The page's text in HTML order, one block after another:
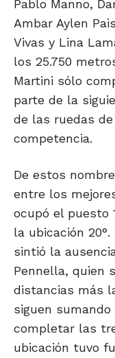
Pablo Manno,
Ambar Aylen
Vivas y Lina
los 25.750
Martini sólo
parte de la
de las ruedas
competencia.
De estos
entre los
ocupó el puesto
la ubicación
sintió la
Pennella, quien
distancias más
siguen
completar las
ubicación tuvo